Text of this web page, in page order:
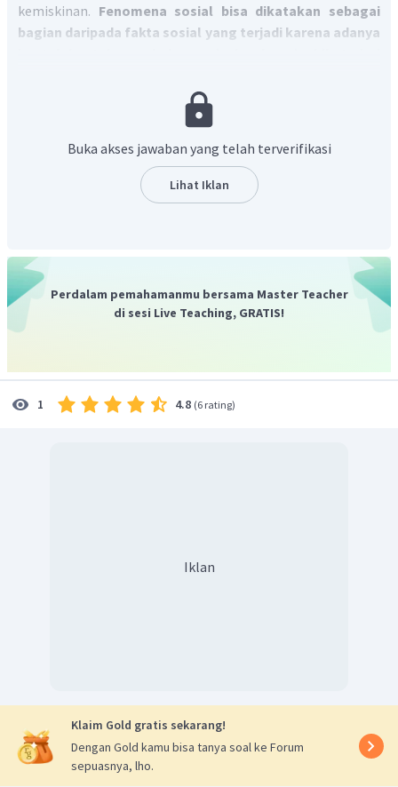
kemiskinan. Fenomena sosial bisa dikatakan sebagai
bagian daripada fakta sosial yang terjadi karena adanya
Fenomena sosial pada hakekatnya dapat
terjadi berulang-ulang dalam waktu yang sama. Ada
fenomena sosial yang berlangsung dengan durasi waktu
lama. Tentusaja itu semua tergantung apa fenomena sosial
Buka akses jawaban yang telah terverifikasi
Lihat Iklan
Perdalam pemahamanmu bersama Master Teacher
di sesi Live Teaching, GRATIS!
1 4.8 (6 rating)
Iklan
Klaim Gold gratis sekarang!
Dengan Gold kamu bisa tanya soal ke Forum
sepuasnya, lho.